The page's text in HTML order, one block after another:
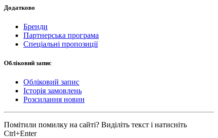
Додатково
Бренди
Партнерська програма
Спеціальні пропозиції
Обліковий запис
Обліковий запис
Історія замовлень
Розсилання новин
Помітили помилку на сайті? Виділіть текст і натисніть
Ctrl+Enter